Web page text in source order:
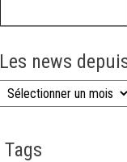
Les news
Les news depuis 2008
Tags